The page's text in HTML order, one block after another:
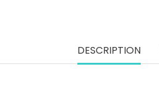
DESCRIPTION